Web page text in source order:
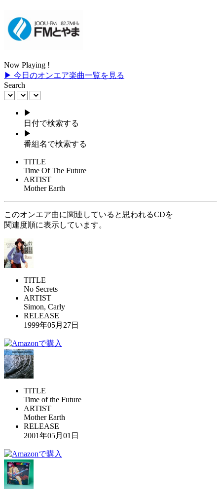
Now Playing !
▶ 今日のオンエア楽曲一覧を見る
Search
▶
日付で検索する
▶
番組名で検索する
TITLE
Time Of The Future
ARTIST
Mother Earth
このオンエア曲に関連していると思われるCDを
関連度順に表示しています。
TITLE
No Secrets
ARTIST
Simon, Carly
RELEASE
1999年05月27日
TITLE
Time of the Future
ARTIST
Mother Earth
RELEASE
2001年05月01日